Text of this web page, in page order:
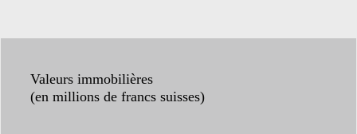
Valeurs immobilières
(en millions de francs suisses)